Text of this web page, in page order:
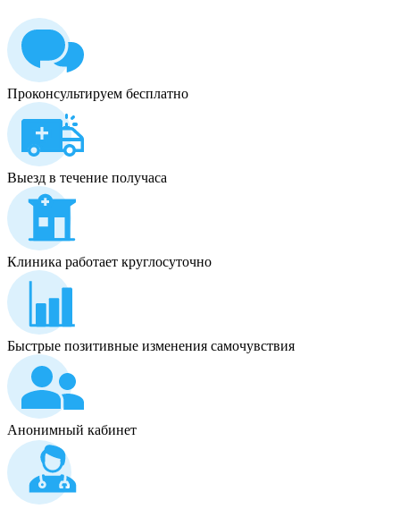
Проконсультируем бесплатно
Выезд в течение получаса
Клиника работает круглосуточно
Быстрые позитивные изменения самочувствия
Анонимный кабинет